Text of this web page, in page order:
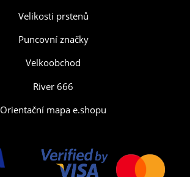
Velikosti prstenů
Puncovní značky
Velkoobchod
River 666
Orientační mapa e.shopu